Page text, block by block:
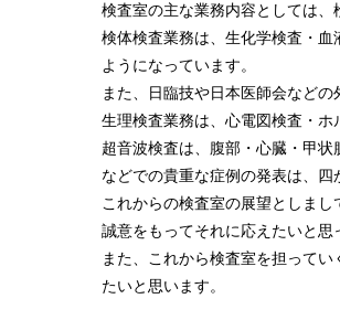
検査室の主な業務内容としては、
検体検査業務は、生化学検査・
ようになっています。
また、日臨技や日本医師会などの
生理検査業務は、心電図検査・ホ
超音波検査は、腹部・心臓・甲
などでの貴重な症例の発表は、四
これからの検査室の展望としま
誠意をもってそれに応えたいと思
また、これから検査室を担って
たいと思います。